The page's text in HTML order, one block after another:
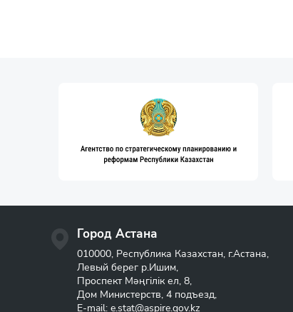
Город Астана
010000, Республика Казахстан, г.Астана,
Левый берег р.Ишим,
Проспект Мәңгілік ел, 8,
Дом Министерств, 4 подъезд,
E-mail: e.stat@aspire.gov.kz